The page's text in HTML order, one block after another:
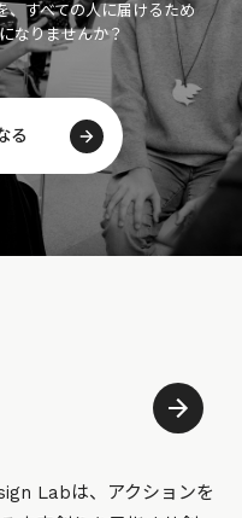
、すべての人に届けるため
なりませんか？
る
Labは、アクションを